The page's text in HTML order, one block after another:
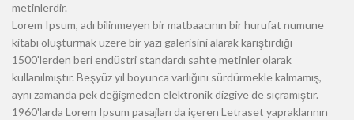
metinlerdir.
Lorem Ipsum, adı bilinmeyen bir matbaacının bir hurufat numune
kitabı oluşturmak üzere bir yazı galerisini alarak karıştırdığı
1500'lerden beri endüstri standardı sahte metinler olarak
kullanılmıştır. Beşyüz yıl boyunca varlığını sürdürmekle kalmamış,
aynı zamanda pek değişmeden elektronik dizgiye de sıçramıştır.
1960'larda Lorem Ipsum pasajları da içeren Letraset yapraklarının